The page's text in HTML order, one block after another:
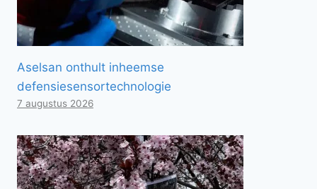
Aselsan onthult inheemse
defensiesensortechnologie
7 augustus 2026